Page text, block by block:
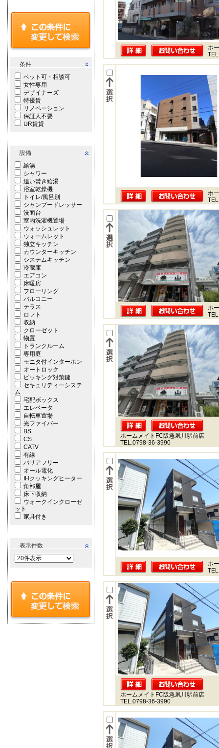
条件
ペット可・相談可
女性専用
デザイナーズ
特優賃
リノベーション
保証人不要
UR賃貸
設備
給湯
シャワー
追い焚き給湯
浴室乾燥機
トイレ/風呂別
シャンプードレッサー
洗面台
室内洗濯機置場
ウォッシュレット
ウォームレット
独立キッチン
カウンターキッチン
システムキッチン
冷蔵庫
エアコン
床暖房
フローリング
バルコニー
テラス
ロフト
収納
クローゼット
物置
トランクルーム
専用庭
モニタ付インターホン
オートロック
ピッキング対策鍵
セキュリティーシステ
ム
宅配ボックス
エレベータ
自転車置場
光ファイバー
BS
CS
CATV
有線
バリアフリー
オール電化
IHクッキングヒーター
角部屋
床下収納
ウォークインクローゼ
ット
家具付き
表示件数
ホ
ホ
ホ
ホームメイトFC阪急夙川駅前店
TEL.0798-36-3990
ホ
ホームメイトFC阪急夙川駅前店
TEL.0798-36-3990